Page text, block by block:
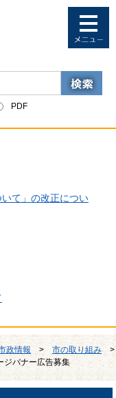
PDF
いて」の改正につい
政情報 > 市の取り組み
>
ジバナー広告募集